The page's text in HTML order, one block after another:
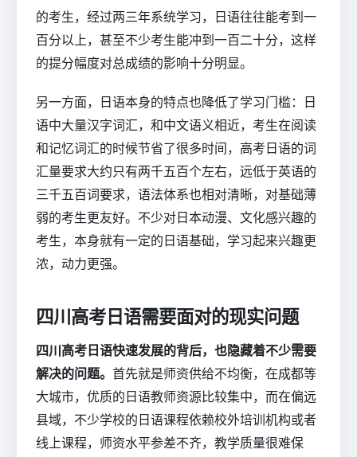
的考生，经过两三年系统学习，日语往往能考到一
百分以上，甚至不少考生能冲到一百二十分，这样
的提分幅度对总成绩的影响十分明显。
另一方面，日语本身的特点也降低了学习门槛：日
语中大量汉字词汇，和中文语义相近，考生在阅读
和记忆词汇的时候节省了很多时间，高考日语的词
汇量要求大约只有两千五百个左右，远低于英语的
三千五百词要求，语法体系也相对清晰，对基础薄
弱的考生更友好。不少对日本动漫、文化感兴趣的
考生，本身就有一定的日语基础，学习起来兴趣更
浓，动力更强。
四川高考日语需要面对的现实问题
四川高考日语快速发展的背后，也隐藏着不少需要
解决的问题。 首先就是师资供给不均衡，在成都等
大城市，优质的日语教师资源比较集中，而在偏远
县域，不少学校的日语课程依赖校外培训机构或者
线上课程，师资水平参差不齐，教学质量很难保